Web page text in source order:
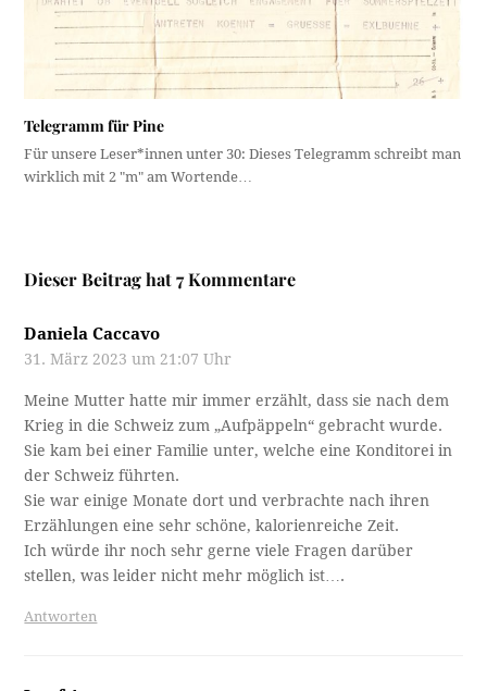
Telegramm für Pine
Für unsere Leser*innen unter 30: Dieses Telegramm schreibt man
wirklich mit 2 "m" am Wortende…
Dieser Beitrag hat 7 Kommentare
Daniela Caccavo
31. März 2023 um 21:07 Uhr
Meine Mutter hatte mir immer erzählt, dass sie nach dem
Krieg in die Schweiz zum „Aufpäppeln“ gebracht wurde.
Sie kam bei einer Familie unter, welche eine Konditorei in
der Schweiz führten.
Sie war einige Monate dort und verbrachte nach ihren
Erzählungen eine sehr schöne, kalorienreiche Zeit.
Ich würde ihr noch sehr gerne viele Fragen darüber
stellen, was leider nicht mehr möglich ist….
Antworten